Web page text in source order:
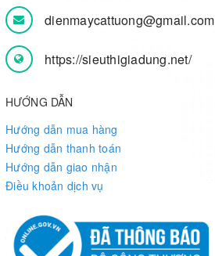
dienmaycattuong@gmail.com
https://sieuthigiadung.net/
HƯỚNG DẪN
Hướng dẫn mua hàng
Hướng dẫn thanh toán
Hướng dẫn giao nhận
Điều khoản dịch vụ